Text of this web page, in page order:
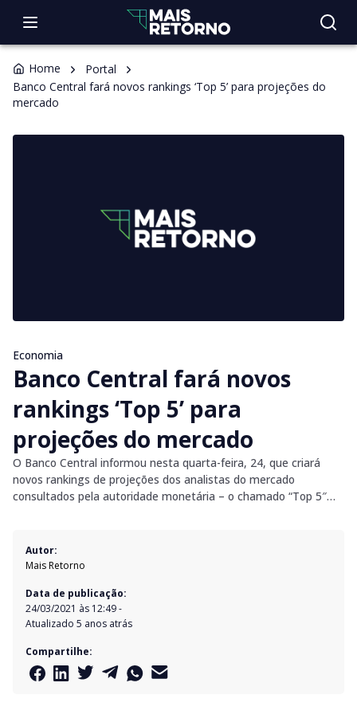
Home
Portal
Banco Central fará novos rankings ‘Top 5’ para projeções do
mercado
Economia
Banco Central fará novos
rankings ‘Top 5’ para
projeções do mercado
O Banco Central informou nesta quarta-feira, 24, que criará
novos rankings de projeções dos analistas do mercado
consultados pela autoridade monetária – o chamado “Top 5″…
Autor:
Mais Retorno
Data de publicação:
24/03/2021 às 12:49-
Atualizado 5 anos atrás
Compartilhe: